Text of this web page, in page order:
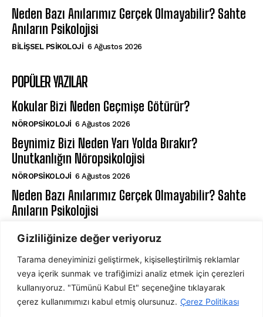
Gizliliğinize değer veriyoruz
Tarama deneyiminizi geliştirmek, kişiselleştirilmiş reklamlar
veya içerik sunmak ve trafiğimizi analiz etmek için çerezleri
kullanıyoruz. "Tümünü Kabul Et" seçeneğine tıklayarak
çerez kullanımımızı kabul etmiş olursunuz. Çerez Politikası
Neden Bazı Anılarımız Gerçek Olmayabilir? Sahte
Anıların Psikolojisi
BILIŞSEL PSIKOLOJI 6 Ağustos 2026
POPÜLER YAZILAR
Kokular Bizi Neden Geçmişe Götürür?
NÖROPSIKOLOJI 6 Ağustos 2026
Beynimiz Bizi Neden Yarı Yolda Bırakır?
Unutkanlığın Nöropsikolojisi
NÖROPSIKOLOJI 6 Ağustos 2026
Neden Bazı Anılarımız Gerçek Olmayabilir? Sahte
Anıların Psikolojisi
ABONE OL